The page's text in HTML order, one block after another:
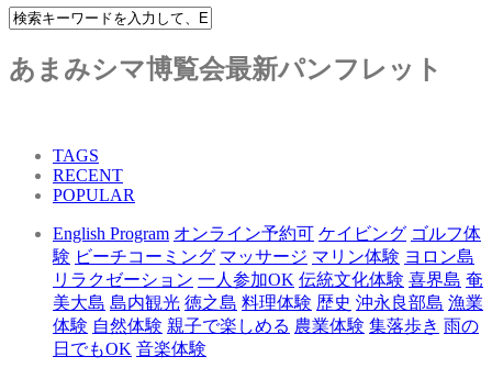
あまみシマ博覧会最新パンフレット
TAGS
RECENT
POPULAR
English Program オンライン予約可 ケイビング ゴルフ体
験 ビーチコーミング マッサージ マリン体験 ヨロン島
リラクゼーション 一人参加OK 伝統文化体験 喜界島 奄
美大島 島内観光 徳之島 料理体験 歴史 沖永良部島 漁業
体験 自然体験 親子で楽しめる 農業体験 集落歩き 雨の
日でもOK 音楽体験